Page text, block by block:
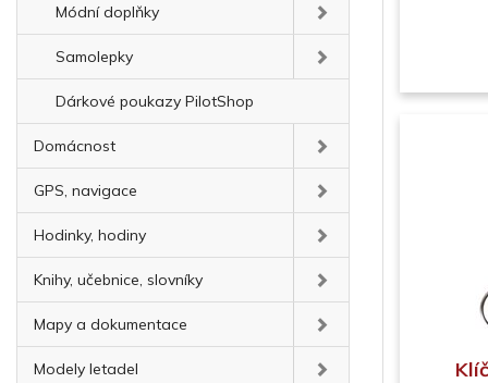
Módní doplňky
Samolepky
Dárkové poukazy PilotShop
Domácnost
GPS, navigace
Hodinky, hodiny
Knihy, učebnice, slovníky
Mapy a dokumentace
Modely letadel